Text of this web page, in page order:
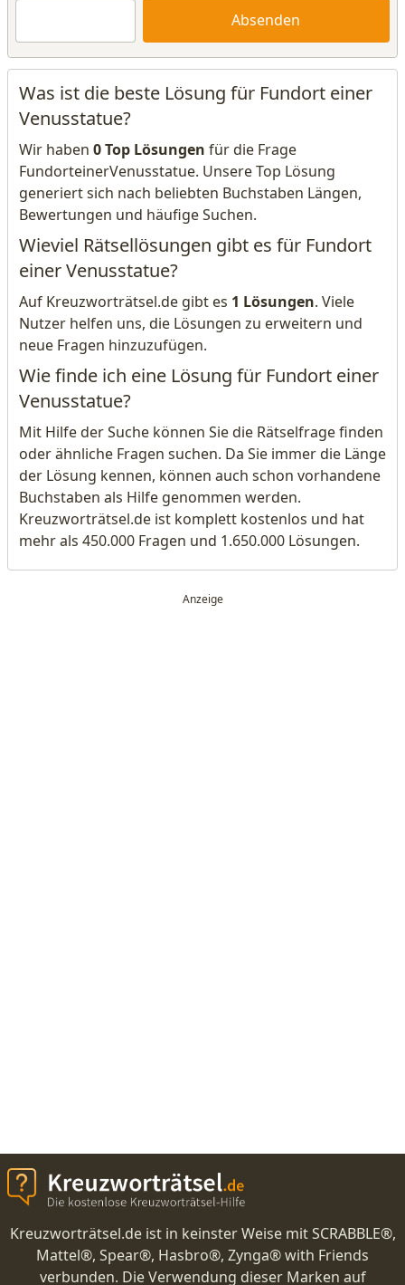
Absenden
Was ist die beste Lösung für Fundort einer
Venusstatue?
Wir haben 0 Top Lösungen für die Frage
FundorteinerVenusstatue. Unsere Top Lösung
generiert sich nach beliebten Buchstaben Längen,
Bewertungen und häufige Suchen.
Wieviel Rätsellösungen gibt es für Fundort
einer Venusstatue?
Auf Kreuzworträtsel.de gibt es 1 Lösungen. Viele
Nutzer helfen uns, die Lösungen zu erweitern und
neue Fragen hinzuzufügen.
Wie finde ich eine Lösung für Fundort einer
Venusstatue?
Mit Hilfe der Suche können Sie die Rätselfrage finden
oder ähnliche Fragen suchen. Da Sie immer die Länge
der Lösung kennen, können auch schon vorhandene
Buchstaben als Hilfe genommen werden.
Kreuzworträtsel.de ist komplett kostenlos und hat
mehr als 450.000 Fragen und 1.650.000 Lösungen.
Kreuzworträtsel.de ist in keinster Weise mit SCRABBLE®,
Mattel®, Spear®, Hasbro®, Zynga® with Friends
verbunden. Die Verwendung dieser Marken auf